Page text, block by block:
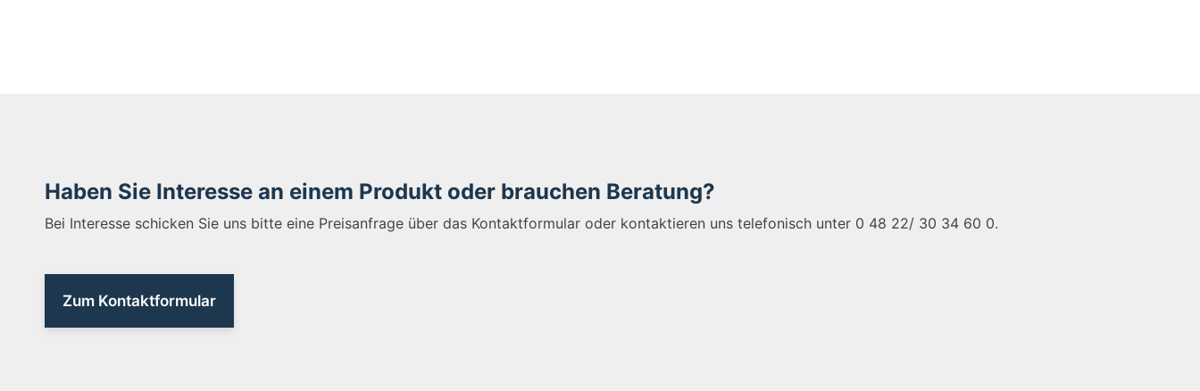
Haben Sie Interesse an einem Produkt oder brauchen Beratung?
Bei Interesse schicken Sie uns bitte eine Preisanfrage über das Kontaktformular oder kontaktieren uns telefonisch unter 0 48 22/ 30 34 60 0.
Zum Kontaktformular